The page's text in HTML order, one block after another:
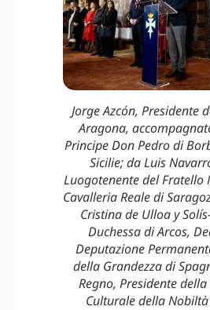
Jorge Azcón, Presidente
Aragona,
Principe Don Pedro di
Sicilie; da Luis
Luogotenente del Fratello
Cavalleria Reale di
Cristina de Ulloa y
Duchessa di Arcos,
Deputazione
della Grandezza di
Regno, Presidente
Culturale della